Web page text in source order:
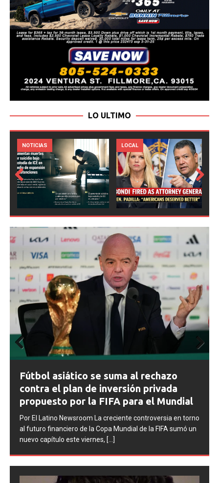
LO ULTIMO
LOCAL NOTICIAS
Prev
Next
FIFA abre expedientes disciplinarios
contra Argentina tras los incidentes en
la final del Mundial 2026
Por El Latino Newsroom La FIFA inició una serie de
procesos disciplinarios contra la Asociación del Fútbol
Argentino (AFA), cuatro integrantes de la selección
argentina
Prev